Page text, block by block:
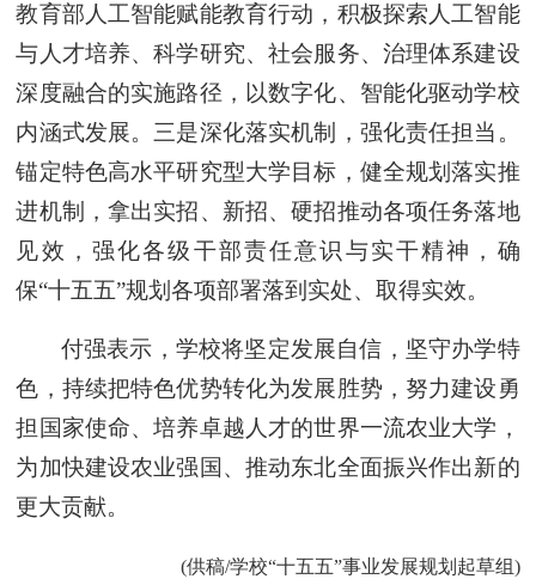
教育部人工智能赋能教育行动，积极探索人工智能
与人才培养、科学研究、社会服务、治理体系建设
深度融合的实施路径，以数字化、智能化驱动学校
内涵式发展。三是深化落实机制，强化责任担当。
锚定特色高水平研究型大学目标，健全规划落实推
进机制，拿出实招、新招、硬招推动各项任务落地
见效，强化各级干部责任意识与实干精神，确
保“十五五”规划各项部署落到实处、取得实效。
付强表示，学校将坚定发展自信，坚守办学特
色，持续把特色优势转化为发展胜势，努力建设勇
担国家使命、培养卓越人才的世界一流农业大学，
为加快建设农业强国、推动东北全面振兴作出新的
更大贡献。
(供稿/学校“十五五”事业发展规划起草组)